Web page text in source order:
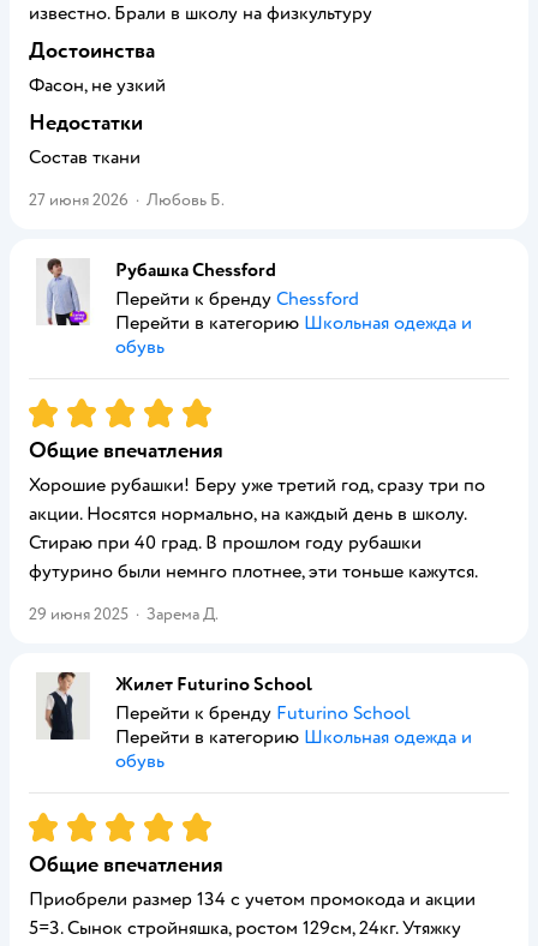
известно. Брали в школу на физкультуру
Достоинства
Фасон, не узкий
Недостатки
Состав ткани
27 июня 2026 · Любовь Б.
Рубашка Chessford
Перейти к бренду Chessford
Перейти в категорию Школьная одежда и
обувь
Рейтинг:5
Общие впечатления
Хорошие рубашки! Беру уже третий год, сразу три по
акции. Носятся нормально, на каждый день в школу.
Стираю при 40 град. В прошлом году рубашки
футурино были немнго плотнее, эти тоньше кажутся.
29 июня 2025 · Зарема Д.
Жилет Futurino School
Перейти к бренду Futurino School
Перейти в категорию Школьная одежда и
обувь
Рейтинг:5
Общие впечатления
Приобрели размер 134 с учетом промокода и акции
5=3. Сынок стройняшка, ростом 129см, 24кг. Утяжку